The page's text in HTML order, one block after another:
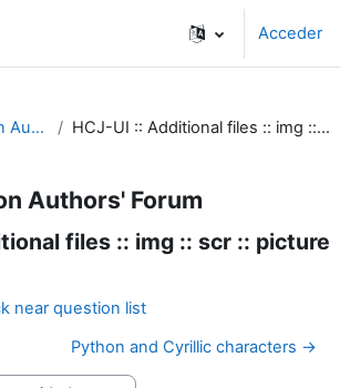
Acceder
Question Authors' Forum HCJ-UI :: Additional files :: img :: scr :: picture not shown
Authors' Forum
files :: img :: scr :: picture
near question list
Python and Cyrillic characters →